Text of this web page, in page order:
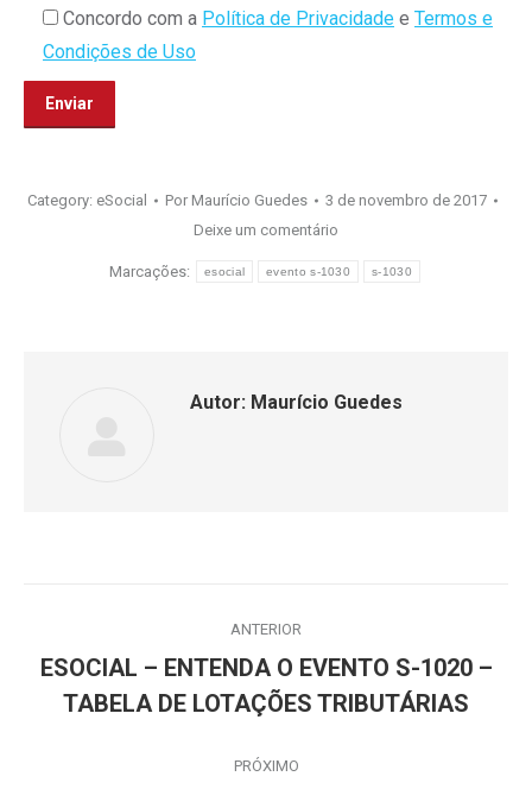
Concordo com a Política de Privacidade e Termos e
Condições de Uso
Category: eSocial Por Maurício Guedes
3 de novembro de 2017
Deixe um comentário
Marcações: esocial evento s-1030 s-1030
Autor: Maurício Guedes
de
post:
ANTERIOR
Post
anterior:
ESOCIAL – ENTENDA O EVENTO S-1020 –
TABELA DE LOTAÇÕES TRIBUTÁRIAS
PRÓXIMO